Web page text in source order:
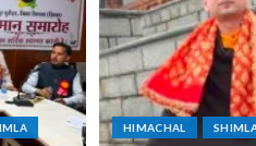
HIMACHAL